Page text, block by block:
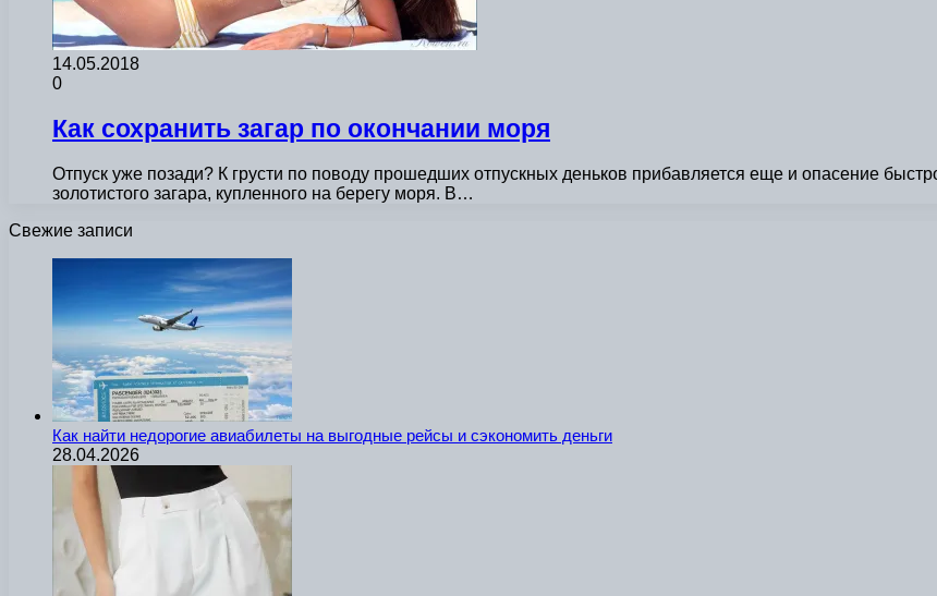
14.05.2018
0
Как сохранить загар по окончании моря
Отпуск уже позади? К грусти по поводу прошедших отпускных деньков прибавляется еще и опасение
золотистого загара, купленного на берегу моря. В…
Свежие записи
Как найти недорогие авиабилеты на выгодные рейсы и сэкономить деньги
28.04.2026